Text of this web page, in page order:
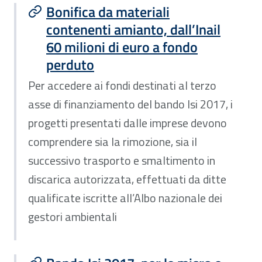
Bonifica da materiali
contenenti amianto, dall’Inail
60 milioni di euro a fondo
perduto
Per accedere ai fondi destinati al terzo
asse di finanziamento del bando Isi 2017, i
progetti presentati dalle imprese devono
comprendere sia la rimozione, sia il
successivo trasporto e smaltimento in
discarica autorizzata, effettuati da ditte
qualificate iscritte all’Albo nazionale dei
gestori ambientali